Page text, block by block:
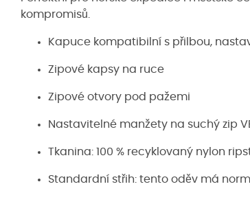
kompromisů.
Kapuce kompatibilní s přilbou,
Zipové kapsy na ruce
Zipové otvory pod pažemi
Nastavitelné manžety na suchý zip
Tkanina: 100 % recyklovaný nylon
Standardní střih: tento oděv má